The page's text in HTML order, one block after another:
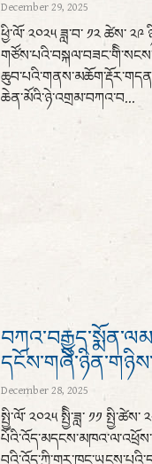
December 29, 2025
ཕྱི་ལོ་ ༢༠༢༥ ཟླ་བ་ ༡༢ ཚེས་
ཆེན་མོའི་ཉེ་འགྲམ་བཀའ་བ...
December 28, 2025
སྤྱི་ལོ་ ༢༠༢༥ སྤྱིི་ཟླ་ ༡༡ སྤྱི་ཚེས་